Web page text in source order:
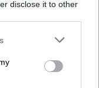
disclose it to other
or more Google
You may click to
party tags to
αυτάρκεια
μαγνήτης» για
ενέργειας
να πάψει